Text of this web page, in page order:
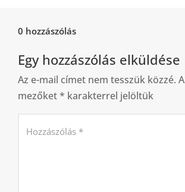
0 hozzászólás
Egy hozzászólás elküldése
Az e-mail címet nem tesszük közzé.
mezőket* karakterrel jelöltük